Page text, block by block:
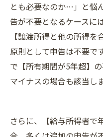
とも必要なのか…」と悩
告が不要となるケースに
【譲渡所得と他の所得
原則として申告は不要で
で【所有期間が5年超】
マイナスの場合も該当しま
さらに、【給与所得者で